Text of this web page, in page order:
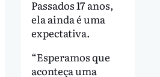
Passados 17 anos,
ela ainda é uma
expectativa.
“Esperamos que
aconteça uma